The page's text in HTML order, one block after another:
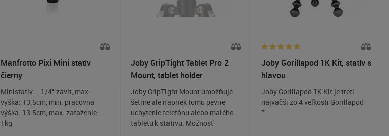
Manfrotto Pixi Mini statív
čierny
Ministatív – 1/4" závit, max.
výška: 13.5cm, min. pracovná
výška: 13.5cm, max. zaťaženie:
1kg
Joby GripTight Tablet Pro 2
Mount, tablet holder
Joby GripTight Mount umožňuje
šetrné ale napriek tomu pevné
uchytenie telefónu alebo malého
tabletu k statívu. Možnosť
Joby Gorillapod 1K Kit, statív s
hlavou
Joby Gorillapod 1K Kit je tretí
najväčší zo 4 veľkostí Gorillapod
™.